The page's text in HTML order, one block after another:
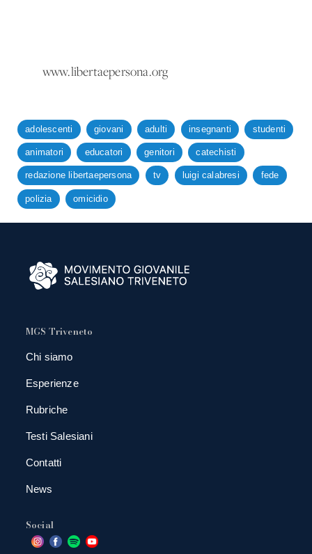
www.libertaepersona.org
adolescenti giovani adulti insegnanti studenti
animatori educatori genitori catechisti
redazione libertaepersona tv luigi calabresi fede
polizia omicidio
MGS Triveneto
Chi siamo
Esperienze
Rubriche
Testi Salesiani
Contatti
News
Social